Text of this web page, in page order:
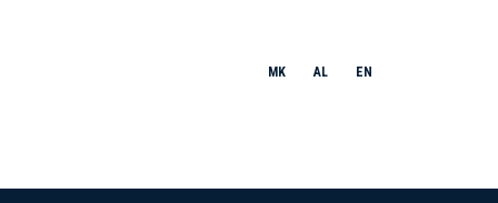
MK AL EN